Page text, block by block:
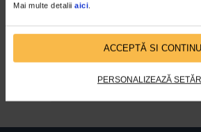
Mai multe detalii aici.
ACCEPTĂ SI
PERSONALIZEAZĂ
Expozitia Fatetele
Hiperconectivitatii